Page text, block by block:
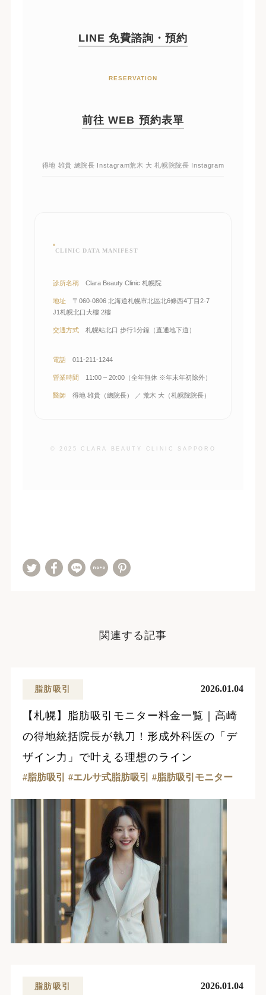
LINE 免費諮詢・預約
RESERVATION
前往 WEB 預約表單
得地 雄貴 總院長 Instagram荒木 大 札幌院院長 Instagram
CLINIC DATA MANIFEST
診所名稱 Clara Beauty Clinic 札幌院
地址
〒060-0806 北海道札幌市北區北6條西4丁目2-7
J1札幌北口大樓 2樓
交通方式 札幌站北口 步行1分鐘（直通地下道）
電話 011-211-1244
營業時間 11:00 – 20:00（全年無休 ※年末年初除外）
醫師 得地 雄貴（總院長） ／ 荒木 大（札幌院院長）
© 2025 CLARA BEAUTY CLINIC SAPPORO
関連する記事
脂肪吸引 2026.01.04
【札幌】脂肪吸引モニター料金一覧｜高崎
の得地統括院長が執刀！形成外科医の「デ
ザイン力」で叶える理想のライン
脂肪吸引 エルサ式脂肪吸引 脂肪吸引モニター
脂肪吸引 2026.01.04